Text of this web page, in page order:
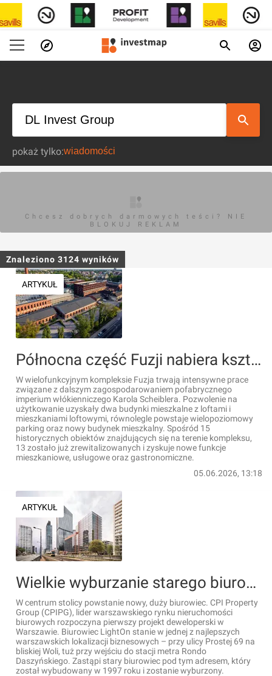
pokaż tylko:
Chcesz dobrych darmowych teści? NIE
BLOKUJ REKLAM
Znaleziono 3124 wyników
ARTYKUŁ
Północna część Fuzji nabiera kształtów. Rewitalizacja dawnych zakładów Scheiblera coraz bliżej końca [ZDJĘCIA]
W wielofunkcyjnym kompleksie Fuzja trwają intensywne prace
związane z dalszym zagospodarowaniem pofabrycznego
imperium włókienniczego Karola Scheiblera. Pozwolenie na
użytkowanie uzyskały dwa budynki mieszkalne z loftami i
mieszkaniami loftowymi, równolegle powstaje wielopoziomowy
parking oraz nowy budynek mieszkalny. Spośród 15
historycznych obiektów znajdujących się na terenie kompleksu,
13 zostało już zrewitalizowanych i zyskuje nowe funkcje
mieszkaniowe, usługowe oraz gastronomiczne.
05.06.2026, 13:18
ARTYKUŁ
Wielkie wyburzanie starego biurowca w centrum Warszawy. Zastąpi go nowoczesny, 14-kondygnacyjny LightOn [FILM+WIZUALIZACJE]
W centrum stolicy powstanie nowy, duży biurowiec. CPI Property
Group (CPIPG), lider warszawskiego rynku nieruchomości
biurowych rozpoczyna pierwszy projekt deweloperski w
Warszawie. Biurowiec LightOn stanie w jednej z najlepszych
warszawskich lokalizacji biznesowych – przy ulicy Prostej 69 na
bliskiej Woli, tuż przy wejściu do stacji metra Rondo
Daszyńskiego. Zastąpi stary biurowiec pod tym adresem, który
został wybudowany w 1997 roku i zostanie wyburzony.